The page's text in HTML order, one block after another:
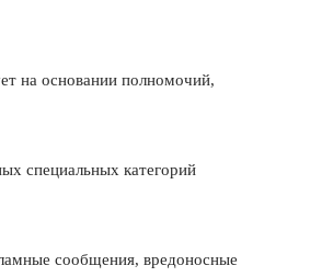
на основании полномочий,
специальных категорий
сообщения, вредоносные